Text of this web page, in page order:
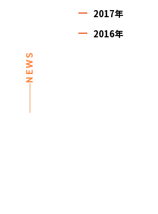
NEWS
2017年
2016年